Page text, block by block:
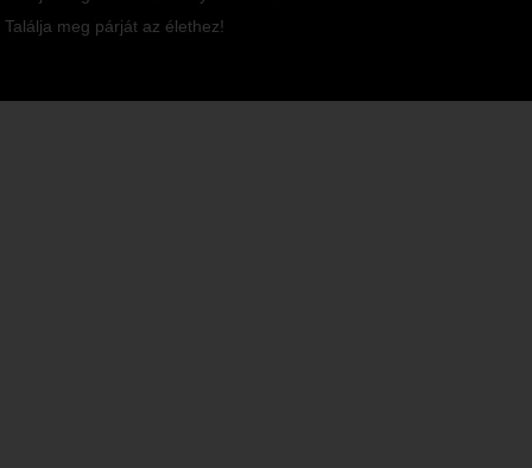
Találja meg párját az élethez!